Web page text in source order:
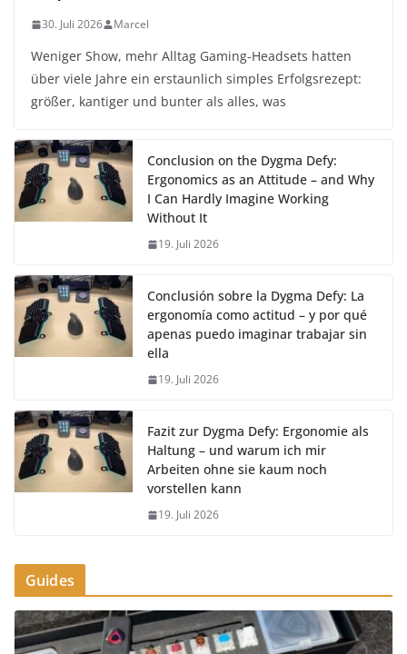
30. Juli 2026 Marcel
Weniger Show, mehr Alltag Gaming-Headsets hatten
über viele Jahre ein erstaunlich simples Erfolgsrezept:
größer, kantiger und bunter als alles, was
Conclusion on the Dygma Defy:
Ergonomics as an Attitude – and Why
I Can Hardly Imagine Working
Without It
19. Juli 2026
Conclusión sobre la Dygma Defy: La
ergonomía como actitud – y por qué
apenas puedo imaginar trabajar sin
ella
19. Juli 2026
Fazit zur Dygma Defy: Ergonomie als
Haltung – und warum ich mir
Arbeiten ohne sie kaum noch
vorstellen kann
19. Juli 2026
Guides